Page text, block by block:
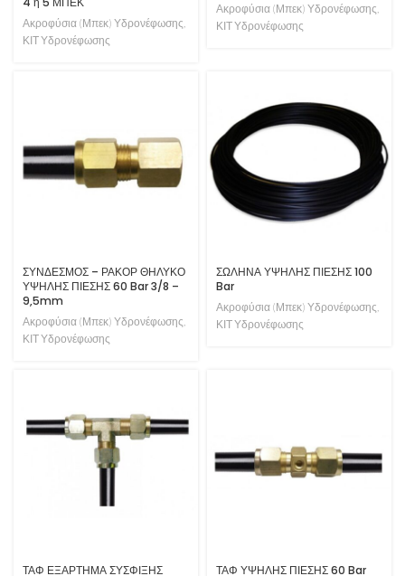
Ακροφύσια (Μπεκ) Υδρονέφωσης,
ΚΙΤ Υδρονέφωσης
Ακροφύσια (Μπεκ) Υδρονέφωσης,
ΚΙΤ Υδρονέφωσης
ΣΥΝΔΕΣΜΟΣ – ΡΑΚΟΡ ΘΗΛΥΚΟ
ΥΨΗΛΗΣ ΠΙΕΣΗΣ 60 Bar 3/8 –
9,5mm
Ακροφύσια (Μπεκ) Υδρονέφωσης,
ΚΙΤ Υδρονέφωσης
ΣΩΛΗΝΑ ΥΨΗΛΗΣ ΠΙΕΣΗΣ 100
Bar
Ακροφύσια (Μπεκ) Υδρονέφωσης,
ΚΙΤ Υδρονέφωσης
ΤΑΦ ΕΞΑΡΤΗΜΑ ΣΥΣΦΙΞΗΣ
ΤΑΦ ΥΨΗΛΗΣ ΠΙΕΣΗΣ 60 Bar